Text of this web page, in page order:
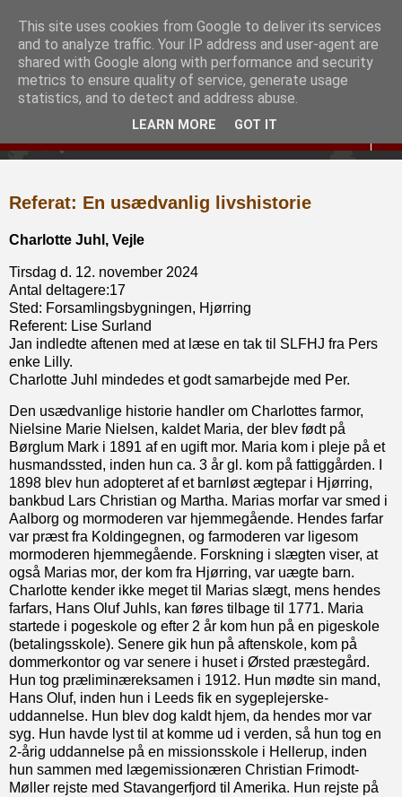
Slægtshistorisk Forening
for Hjørring og Omegn
Referat: En usædvanlig livshistorie
Charlotte Juhl, Vejle
Tirsdag d. 12. november 2024
Antal deltagere:17
Sted: Forsamlingsbygningen, Hjørring
Referent: Lise Surland
Jan indledte aftenen med at læse en tak til SLFHJ fra Pers
enke Lilly.
Charlotte Juhl mindedes et godt samarbejde med Per.
Den usædvanlige historie handler om Charlottes farmor,
Nielsine Marie Nielsen, kaldet Maria, der blev født på
Børglum Mark i 1891 af en ugift mor. Maria kom i pleje på et
husmandssted, inden hun ca. 3 år gl. kom på fattiggården. I
1898 blev hun adopteret af et barnløst ægtepar i Hjørring,
bankbud Lars Christian og Martha. Marias morfar var smed i
Aalborg og mormoderen var hjemmegående. Hendes farfar
var præst fra Koldingegnen, og farmoderen var ligesom
mormoderen hjemmegående. Forskning i slægten viser, at
også Marias mor, der kom fra Hjørring, var uægte barn.
Charlotte kender ikke meget til Marias slægt, mens hendes
farfars, Hans Oluf Juhls, kan føres tilbage til 1771. Maria
startede i pogeskole og efter 2 år kom hun på en pigeskole
(betalingsskole). Senere gik hun på aftenskole, kom på
dommerkontor og var senere i huset i Ørsted præstegård.
Hun tog præliminæreksamen i 1912. Hun mødte sin mand,
Hans Oluf, inden hun i Leeds fik en sygeplejerske-
uddannelse. Hun blev dog kaldt hjem, da hendes mor var
syg. Hun havde lyst til at komme ud i verden, så hun tog en
2-årig uddannelse på en missionsskole i Hellerup, inden
hun sammen med lægemissionæren Christian Frimodt-
Møller rejste med Stavangerfjord til Amerika. Hun rejste på
This site uses cookies from Google to deliver its services
and to analyze traffic. Your IP address and user-agent are
shared with Google along with performance and security
metrics to ensure quality of service, generate usage
statistics, and to detect and address abuse.
LEARN MORE GOT IT